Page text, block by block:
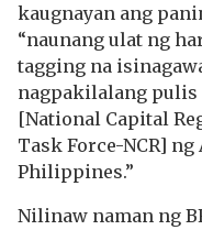
kaugnayan ang
“naunang ulat ng
tagging na
nagpakilalang pulis
[National Capital
Task Force-NCR]
Philippines.”
Nilinaw naman ng